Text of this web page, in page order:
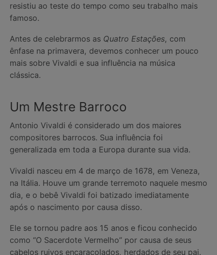
resistiu ao teste do tempo como seu trabalho mais
famoso.
Antes de celebrarmos as Quatro Estações, com
ênfase na primavera, devemos conhecer um pouco
mais sobre Vivaldi e sua influência na música
clássica.
Um Mestre Barroco
Antonio Vivaldi é considerado um dos maiores
compositores barrocos. Sua influência foi
generalizada em toda a Europa durante sua vida.
Vivaldi nasceu em 4 de março de 1678, em Veneza,
na Itália. Houve um grande terremoto naquele mesmo
dia, e o bebê Vivaldi foi batizado imediatamente
após o nascimento por causa disso.
Ele se tornou padre aos 15 anos e ficou conhecido
como “O Sacerdote Vermelho” por causa de seus
cabelos ruivos encaracolados, herdados de seu pai.